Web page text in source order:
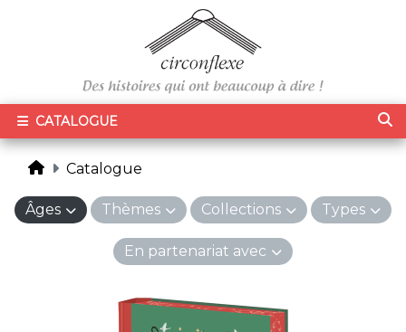
CATALOGUE
Catalogue
Âges Thèmes Collections Types
En partenariat avec